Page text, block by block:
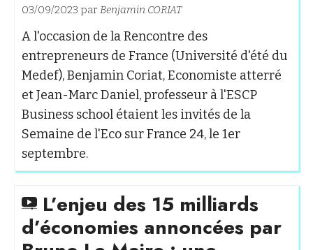
03/09/2023 parBenjamin CORIAT
A l'occasion de la Rencontre des
entrepreneurs de France (Université d'été du
Medef), Benjamin Coriat, Economiste atterré
et Jean-Marc Daniel, professeur à l'ESCP
Business school étaient les invités de la
Semaine de l'Eco sur France 24, le 1er
septembre.
L’enjeu des 15 milliards
d’économies annoncées par